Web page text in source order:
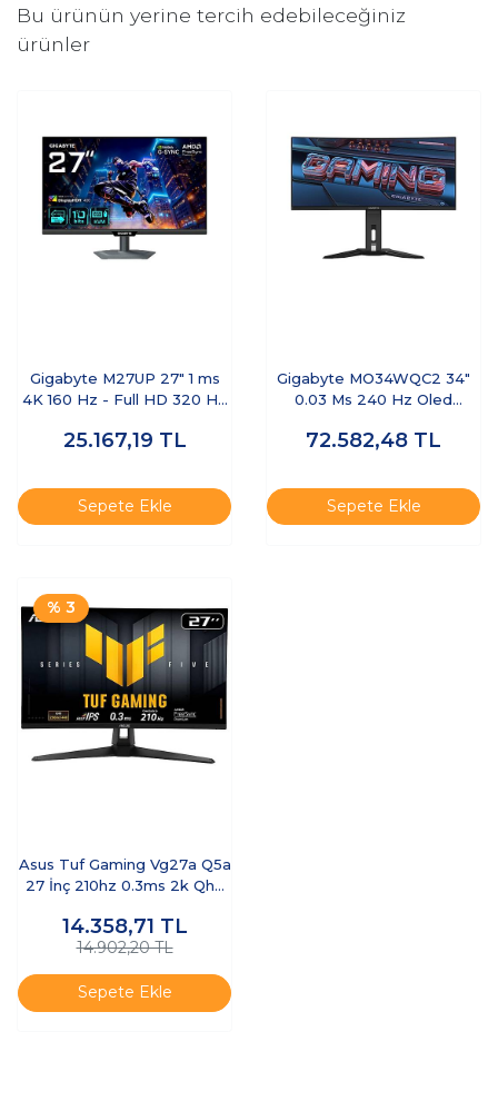
Bu ürünün yerine tercih edebileceğiniz
ürünler
Gigabyte M27UP 27" 1 ms
4K 160 Hz - Full HD 320 Hz
25.167,19 TL
Sepete Ekle
Gigabyte MO34WQC2 34"
0.03 Ms 240 Hz Oled
72.582,48 TL
Sepete Ekle
% 3
Asus Tuf Gaming Vg27a Q5a
27 İnç 210hz 0.3ms 2k Qhd
14.358,71 TL
14.902,20 TL
Sepete Ekle